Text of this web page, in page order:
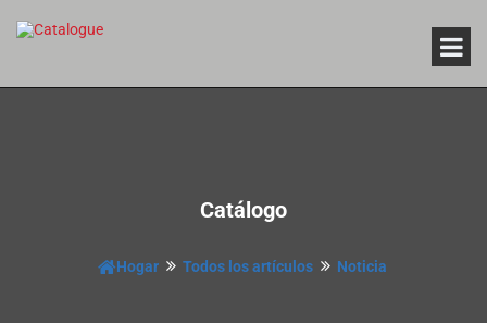
Catálogo
Hogar Todos los artículos Noticia